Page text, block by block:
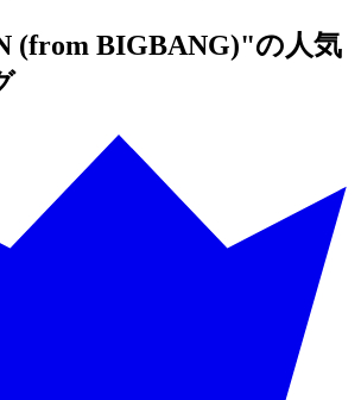
(from BIGBANG)"の人気